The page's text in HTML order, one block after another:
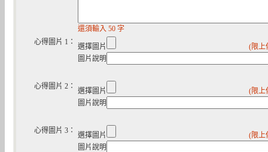
還須輸入 50 字
心得圖片 1：
選擇圖片
(限上
圖片說明
心得圖片 2：
選擇圖片
(限上
圖片說明
心得圖片 3：
選擇圖片
(限上
圖片說明